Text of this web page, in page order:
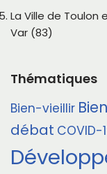
La Ville de Toulon
Var (83)
Thématiques
Bien-vieillir
débat COVID-